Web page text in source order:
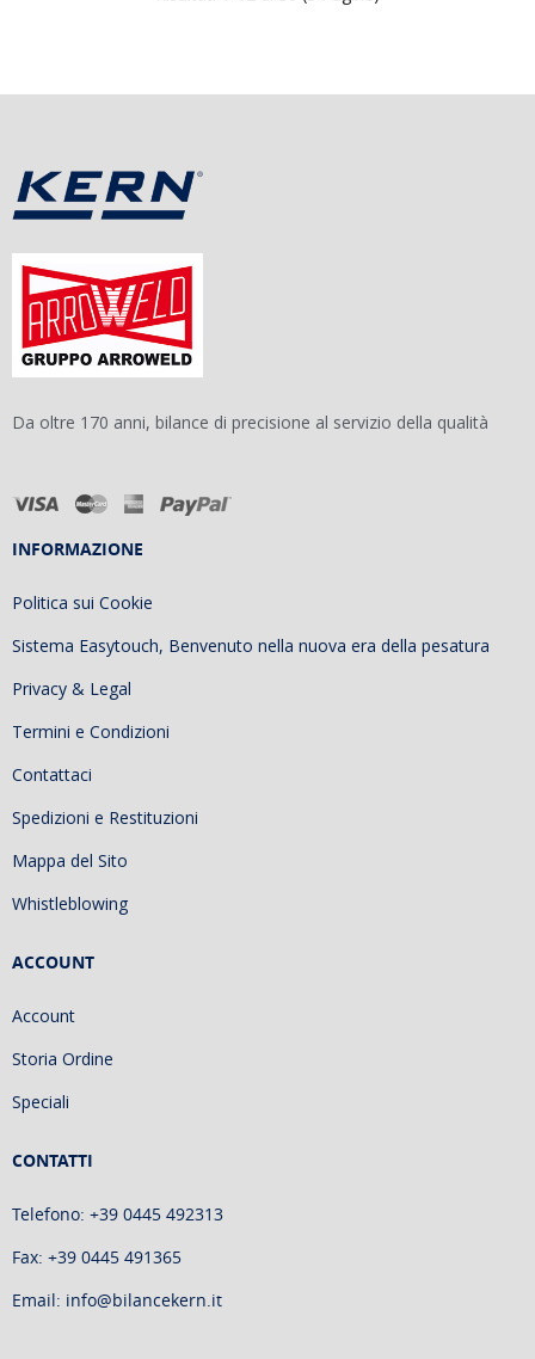
Da oltre 170 anni, bilance di precisione al servizio della qualità
INFORMAZIONE
Politica sui Cookie
Sistema Easytouch, Benvenuto nella nuova era della pesatura
Privacy & Legal
Termini e Condizioni
Contattaci
Spedizioni e Restituzioni
Mappa del Sito
Whistleblowing
ACCOUNT
Account
Storia Ordine
Speciali
CONTATTI
Telefono: +39 0445 492313
Fax: +39 0445 491365
Email: info@bilancekern.it